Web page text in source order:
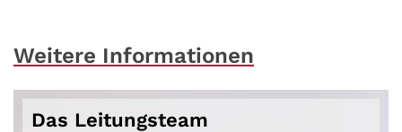
Weitere Informationen
Das Leitungsteam